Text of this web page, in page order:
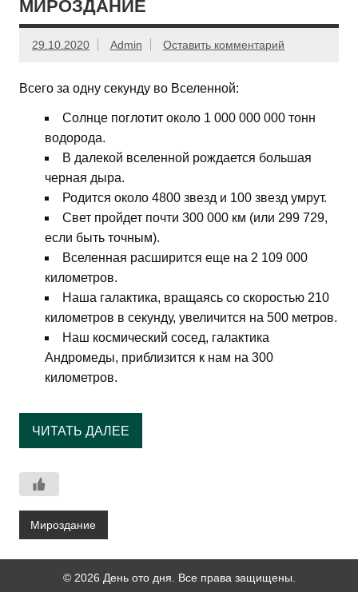
МИРОЗДАНИЕ
29.10.2020 Admin Оставить комментарий
Всего за одну секунду во Вселенной:
Солнце поглотит около 1 000 000 000 тонн
водорода.
В далекой вселенной рождается большая
черная дыра.
Родится около 4800 звезд и 100 звезд умрут.
Свет пройдет почти 300 000 км (или 299 729,
если быть точным).
Вселенная расширится еще на 2 109 000
километров.
Наша галактика, вращаясь со скоростью 210
километров в секунду, увеличится на 500 метров.
Наш космический сосед, галактика
Андромеды, приблизится к нам на 300
километров.
ЧИТАТЬ ДАЛЕЕ
Мироздание
© 2026 День ото дня. Все права защищены.